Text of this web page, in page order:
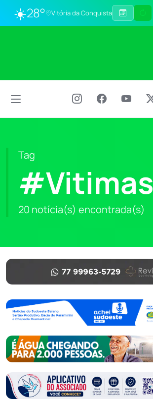
☀️28° Vitória da Conquista
Tag
#Vitimas
20 notícia(s) encontrada(s)